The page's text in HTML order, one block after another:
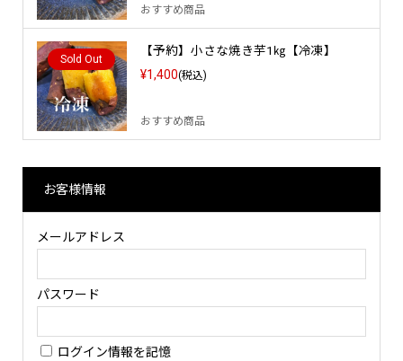
おすすめ商品
Sold Out
【予約】小さな焼き芋1㎏【冷凍】
¥1,400(税込)
おすすめ商品
お客様情報
メールアドレス
パスワード
ログイン情報を記憶